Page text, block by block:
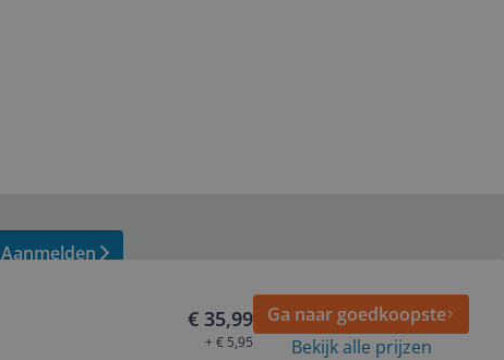
€ 35,99
+ € 5,95
Ga naar goedkoopste
Bekijk alle prijzen
Aanmelden